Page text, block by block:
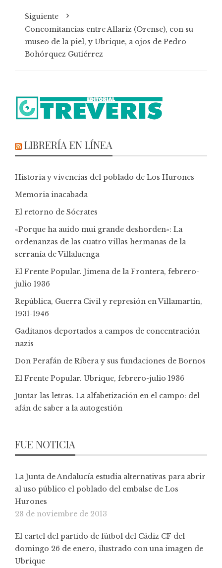
Siguiente
Concomitancias entre Allariz (Orense), con su
museo de la piel, y Ubrique, a ojos de Pedro
Bohórquez Gutiérrez
LIBRERÍA EN LÍNEA
Historia y vivencias del poblado de Los Hurones
Memoria inacabada
El retorno de Sócrates
«Porque ha auido mui grande deshorden»: La
ordenanzas de las cuatro villas hermanas de la
serranía de Villaluenga
El Frente Popular. Jimena de la Frontera, febrero-
julio 1936
República, Guerra Civil y represión en Villamartín,
1931-1946
Gaditanos deportados a campos de concentración
nazis
Don Perafán de Ribera y sus fundaciones de Bornos
El Frente Popular. Ubrique, febrero-julio 1936
Juntar las letras. La alfabetización en el campo: del
afán de saber a la autogestión
FUE NOTICIA
La Junta de Andalucía estudia alternativas para abrir
al uso público el poblado del embalse de Los
Hurones
28 de noviembre de 2013
El cartel del partido de fútbol del Cádiz CF del
domingo 26 de enero, ilustrado con una imagen de
Ubrique